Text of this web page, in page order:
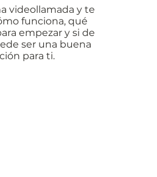
videollamada y te
funciona, qué
empezar y si de
ser una buena
para ti.